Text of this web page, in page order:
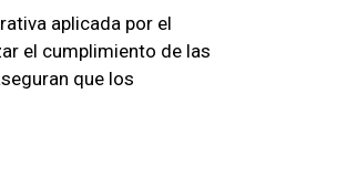
aplicada por el
el cumplimiento de las
que los